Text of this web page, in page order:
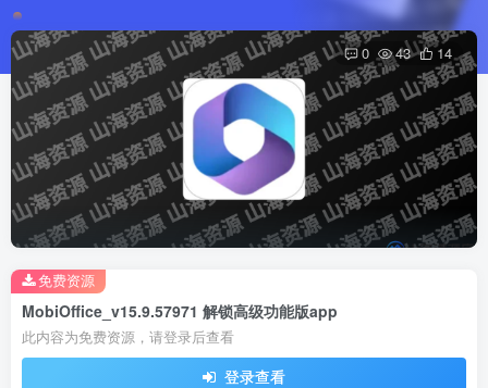
0 43 14
MobiOffice_v15.9.57971 解锁高级功能版app
此内容为免费资源，请登录后查看
登录查看
免费资源